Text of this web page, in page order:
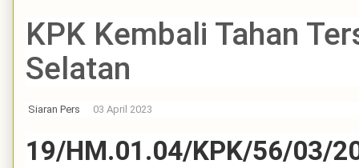
KPK Kembali Tahan
Selatan
Siaran Pers 03 April 2023
19/HM.01.04/KPK/56/03/